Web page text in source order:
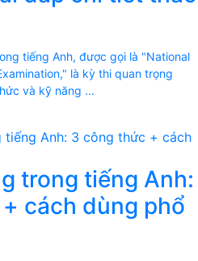
tiếng Anh, được gọi là "National
là kỳ thi quan trọng
và kỹ năng ...
trong tiếng Anh:
cách dùng phổ